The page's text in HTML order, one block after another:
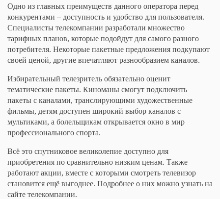
Одно из главных преимуществ данного оператора перед
конкурентами – доступность и удобство для пользователя.
Специалисты телекомпании разработали множество
тарифных планов, которые подойдут для самого разного
потребителя. Некоторые пакетные предложения подкупают
своей ценой, другие впечатляют разнообразием каналов.
Избирательный телезритель обязательно оценит
тематические пакеты. Киноманы смогут подключить
пакеты с каналами, транслирующими художественные
фильмы, детям доступен широкий выбор каналов с
мультиками, а болельщикам открывается окно в мир
профессионального спорта.
Всё это спутниковое великолепие доступно для
приобретения по сравнительно низким ценам. Также
работают акции, вместе с которыми смотреть телевизор
становится ещё выгоднее. Подробнее о них можно узнать на
сайте телекомпании.